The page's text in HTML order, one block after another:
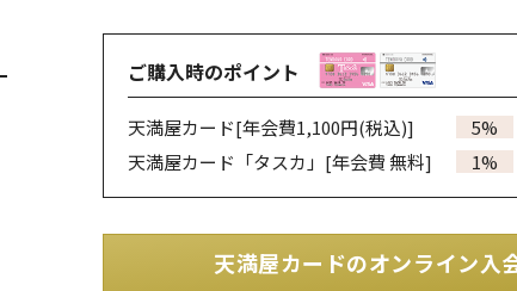
ご購入時のポイント
天満屋カード[年会費1,100円(税込)] 5%
天満屋カード「タスカ」 [年会費 無料] 1%
天満屋カードのオンライン入